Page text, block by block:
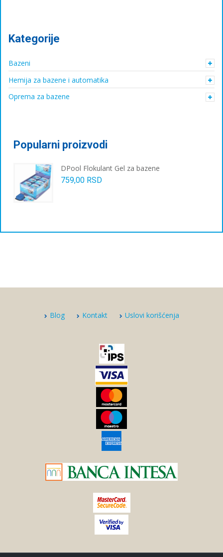
Kategorije
Bazeni
Hemija za bazene i automatika
Oprema za bazene
Popularni proizvodi
DPool Flokulant Gel za bazene
759,00 RSD
Blog Kontakt Uslovi korišćenja